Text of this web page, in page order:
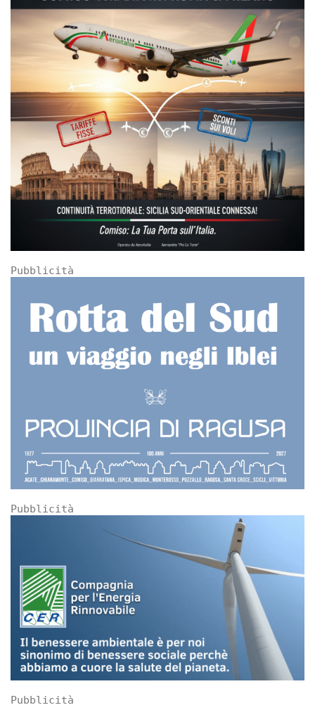
Pubblicità
Pubblicità
Pubblicità